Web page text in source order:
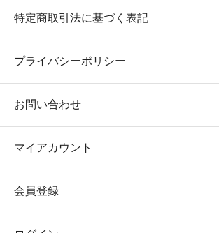
特定商取引法に基づく表記
プライバシーポリシー
お問い合わせ
マイアカウント
会員登録